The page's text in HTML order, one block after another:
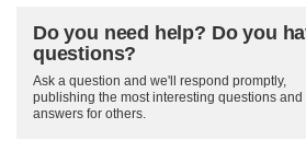
Do you need help? Do you
questions?
Ask a question and we'll respond promptly,
publishing the most interesting questions and
answers for others.